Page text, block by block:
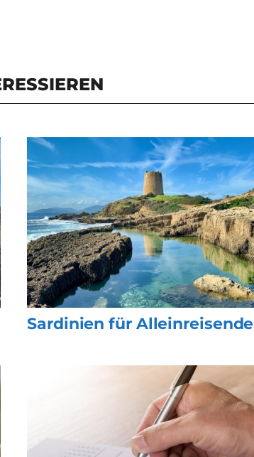
Sardinien für Alleinreisende